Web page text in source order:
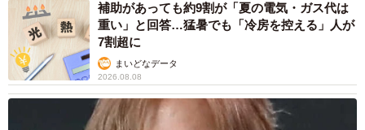
補助があっても約9割が「夏の電気・ガス代は
重い」と回答…猛暑でも「冷房を控える」人が
7割超に
まいどなデータ
2026.08.08